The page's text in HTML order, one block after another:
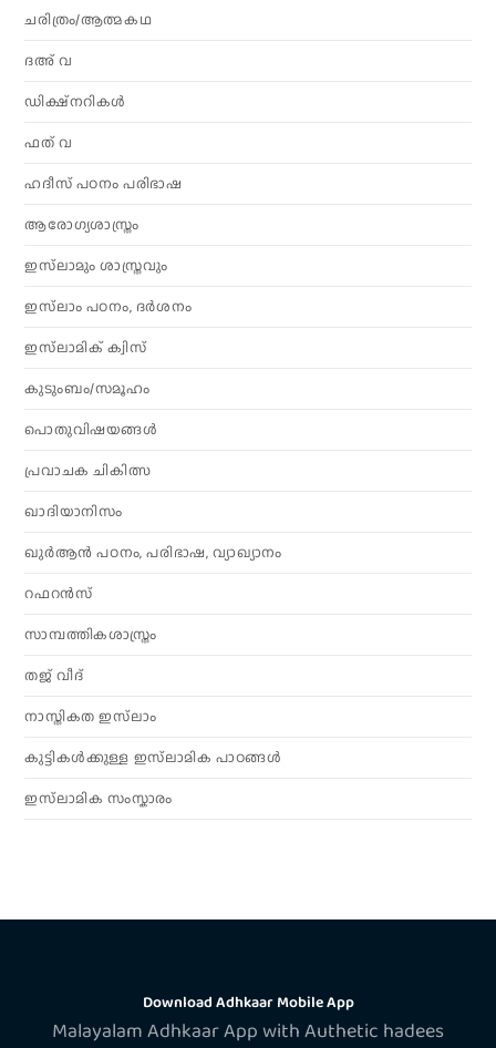
ചരിത്രം/ആത്മകഥ
ദഅ് വ
ഡിക്ഷ്നറികൾ
ഫത് വ
ഹദീസ് പഠനം പരിഭാഷ
ആരോഗ്യശാസ്ത്രം
ഇസ്‌ലാമും ശാസ്ത്രവും
ഇസ്‌ലാം പഠനം, ദർശനം
ഇസ്‌ലാമിക് ക്വിസ്
കുടുംബം/സമൂഹം
പൊതുവിഷയങ്ങൾ
പ്രവാചക ചികിത്സ
ഖാദിയാനിസം
ഖുർആൻ പഠനം, പരിഭാഷ, വ്യാഖ്യാനം
റഫറൻസ്
സാമ്പത്തികശാസ്ത്രം
തജ് വീദ്
നാസ്തികത ഇസ്‌ലാം
കുട്ടികൾക്കുള്ള ഇസ്‌ലാമിക പാഠങ്ങൾ
ഇസ്‌ലാമിക സംസ്കാരം
Download Adhkaar Mobile App
Malayalam Adhkaar App with Authetic hadees